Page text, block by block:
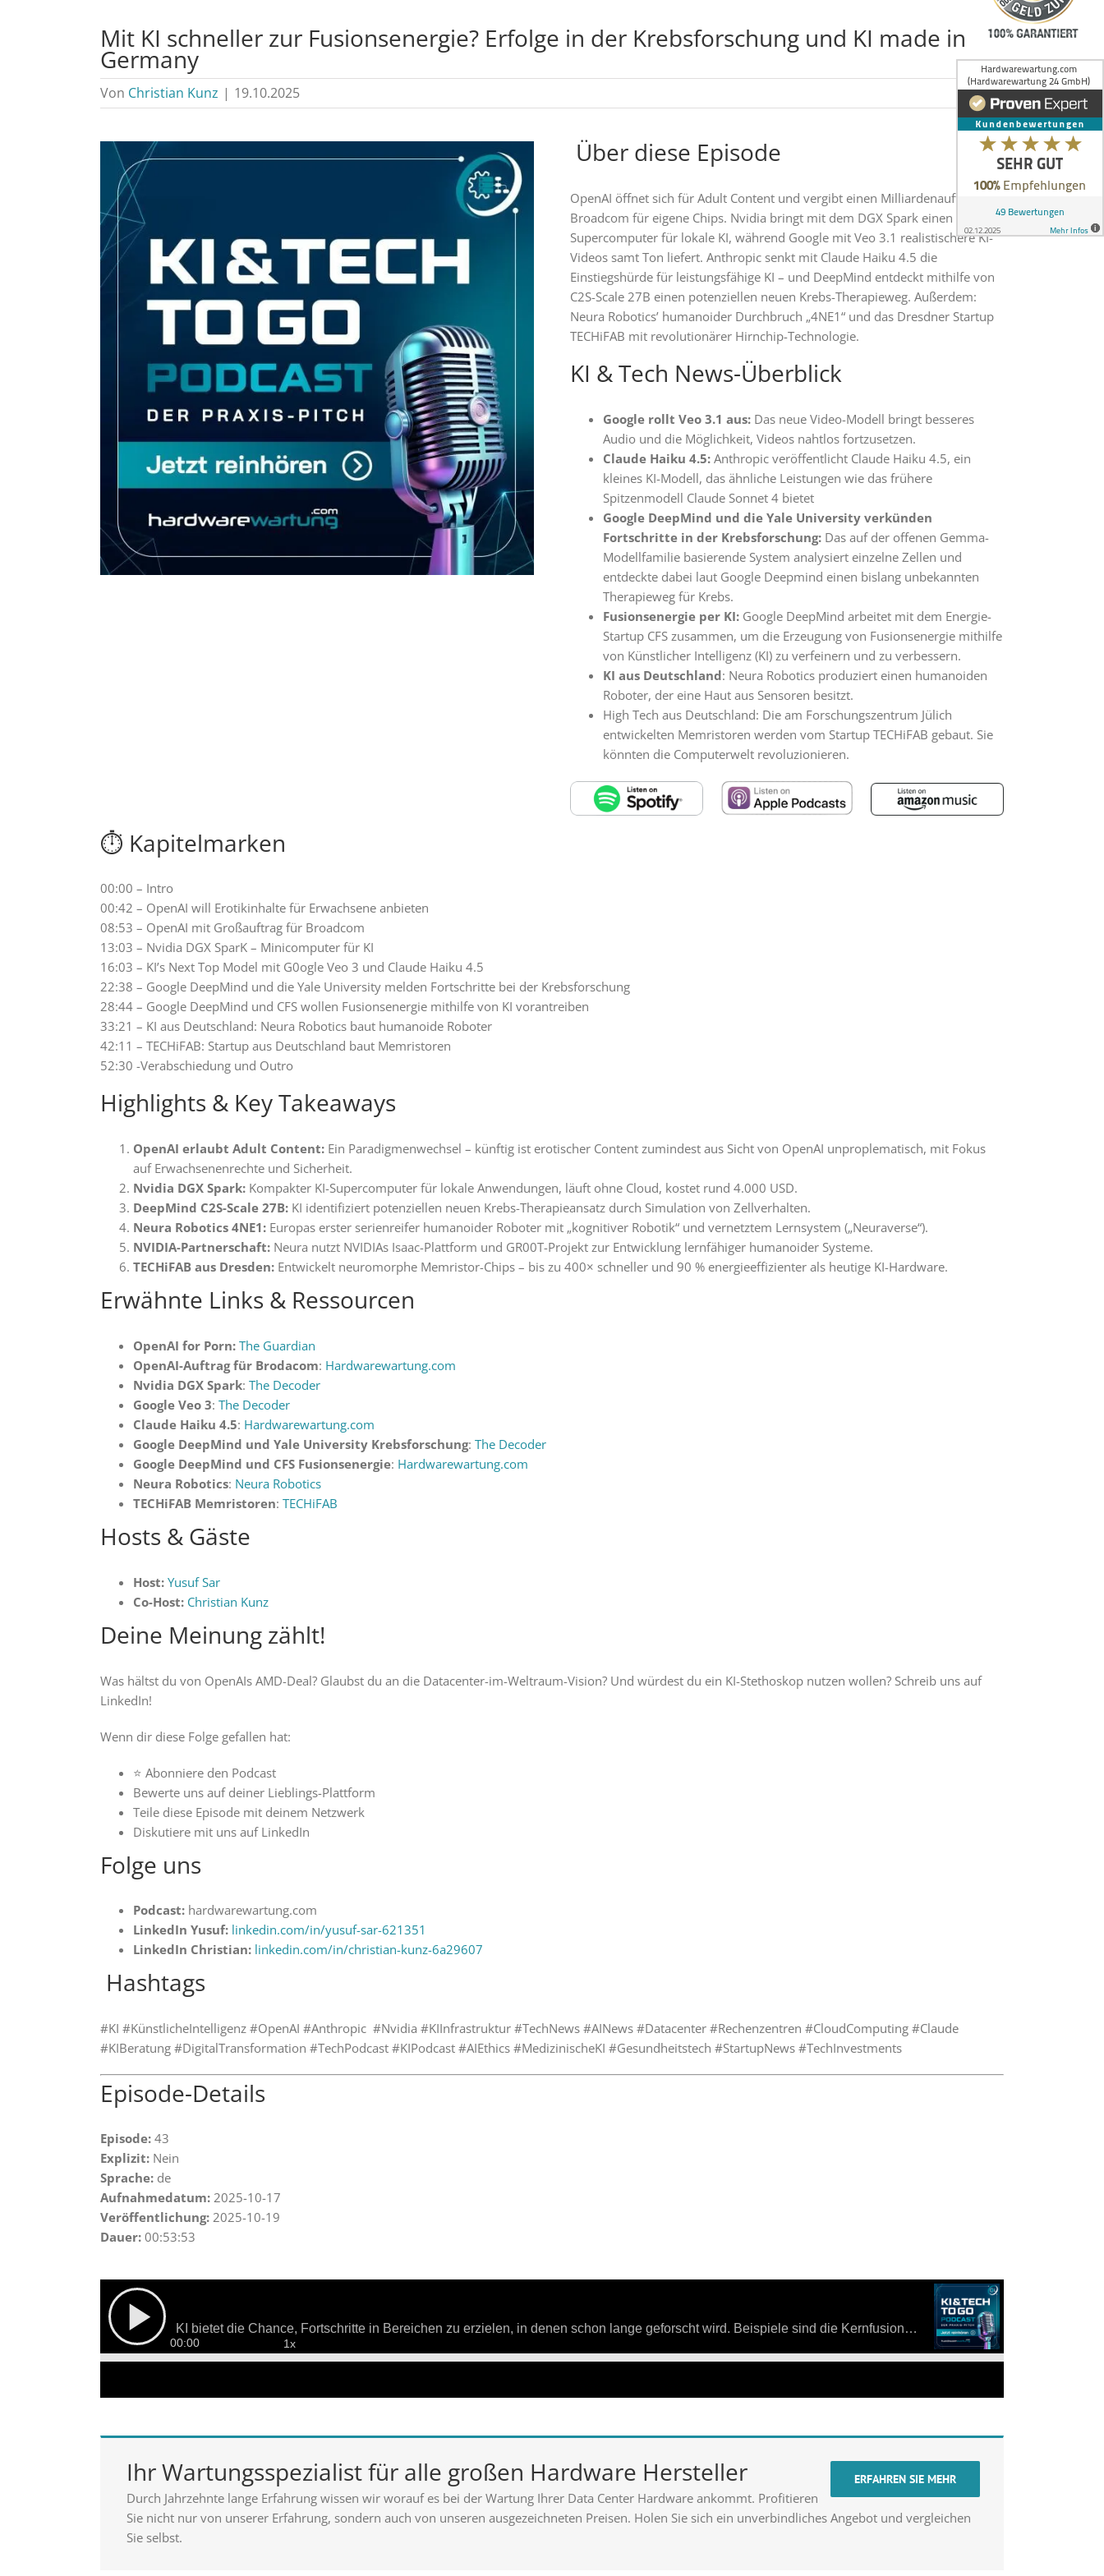
Mit KI schneller zur Fusionsenergie? Erfolge in der Krebsforschung und KI made in
Germany
Von Christian Kunz | 19.10.2025
️ Über diese Episode
OpenAI öffnet sich für Adult Content und vergibt einen Milliardenauftrag an
Broadcom für eigene Chips. Nvidia bringt mit dem DGX Spark einen Mini-
Supercomputer für lokale KI, während Google mit Veo 3.1 realistischere KI-
Videos samt Ton liefert. Anthropic senkt mit Claude Haiku 4.5 die
Einstiegshürde für leistungsfähige KI – und DeepMind entdeckt mithilfe von
C2S-Scale 27B einen potenziellen neuen Krebs-Therapieweg. Außerdem:
Neura Robotics’ humanoider Durchbruch „4NE1“ und das Dresdner Startup
TECHiFAB mit revolutionärer Hirnchip-Technologie.
KI & Tech News-Überblick
Google rollt Veo 3.1 aus:Das neue Video-Modell bringt besseres
Audio und die Möglichkeit, Videos nahtlos fortzusetzen.
Claude Haiku 4.5:Anthropic veröffentlicht Claude Haiku 4.5, ein
kleines KI-Modell, das ähnliche Leistungen wie das frühere
Spitzenmodell Claude Sonnet 4 bietet
Google DeepMind und die Yale University verkünden
Fortschritte in der Krebsforschung:Das auf der offenen Gemma-
Modellfamilie basierende System analysiert einzelne Zellen und
entdeckte dabei laut Google Deepmind einen bislang unbekannten
Therapieweg für Krebs.
Fusionsenergie per KI:Google DeepMind arbeitet mit dem Energie-
Startup CFS zusammen, um die Erzeugung von Fusionsenergie mithilfe
von Künstlicher Intelligenz (KI) zu verfeinern und zu verbessern.
KI aus Deutschland: Neura Robotics produziert einen humanoiden
Roboter, der eine Haut aus Sensoren besitzt.
High Tech aus Deutschland: Die am Forschungszentrum Jülich
entwickelten Memristoren werden vom Startup TECHiFAB gebaut. Sie
könnten die Computerwelt revoluzionieren.
⏱️ Kapitelmarken
00:00 – Intro
00:42 – OpenAI will Erotikinhalte für Erwachsene anbieten
08:53 – OpenAI mit Großauftrag für Broadcom
13:03 – Nvidia DGX SparK – Minicomputer für KI
16:03 – KI’s Next Top Model mit G0ogle Veo 3 und Claude Haiku 4.5
22:38 – Google DeepMind und die Yale University melden Fortschritte bei der Krebsforschung
28:44 – Google DeepMind und CFS wollen Fusionsenergie mithilfe von KI vorantreiben
33:21 – KI aus Deutschland: Neura Robotics baut humanoide Roboter
42:11 – TECHiFAB: Startup aus Deutschland baut Memristoren
52:30 -Verabschiedung und Outro
Highlights & Key Takeaways
OpenAI erlaubt Adult Content:Ein Paradigmenwechsel – künftig ist erotischer Content zumindest aus Sicht von OpenAI unproplematisch, mit Fokus
auf Erwachsenenrechte und Sicherheit.
Nvidia DGX Spark:Kompakter KI-Supercomputer für lokale Anwendungen, läuft ohne Cloud, kostet rund 4.000 USD.
DeepMind C2S-Scale 27B:KI identifiziert potenziellen neuen Krebs-Therapieansatz durch Simulation von Zellverhalten.
Neura Robotics 4NE1:Europas erster serienreifer humanoider Roboter mit „kognitiver Robotik“ und vernetztem Lernsystem („Neuraverse“).
NVIDIA-Partnerschaft:Neura nutzt NVIDIAs Isaac-Plattform und GR00T-Projekt zur Entwicklung lernfähiger humanoider Systeme.
TECHiFAB aus Dresden:Entwickelt neuromorphe Memristor-Chips – bis zu 400× schneller und 90 % energieeffizienter als heutige KI-Hardware.
Erwähnte Links & Ressourcen
OpenAI for Porn: The Guardian
OpenAI-Auftrag für Brodacom: Hardwarewartung.com
Nvidia DGX Spark: The Decoder
Google Veo 3: The Decoder
Claude Haiku 4.5: Hardwarewartung.com
Google DeepMind und Yale University Krebsforschung: The Decoder
Google DeepMind und CFS Fusionsenergie: Hardwarewartung.com
Neura Robotics: Neura Robotics
TECHiFAB Memristoren: TECHiFAB
Hosts & Gäste
Host: Yusuf Sar
Co-Host: Christian Kunz
Deine Meinung zählt!
Was hältst du von OpenAIs AMD-Deal? Glaubst du an die Datacenter-im-Weltraum-Vision? Und würdest du ein KI-Stethoskop nutzen wollen? Schreib uns auf
LinkedIn!
Wenn dir diese Folge gefallen hat:
⭐ Abonniere den Podcast
Bewerte uns auf deiner Lieblings-Plattform
Teile diese Episode mit deinem Netzwerk
Diskutiere mit uns auf LinkedIn
Folge uns
Podcast:hardwarewartung.com
LinkedIn Yusuf: linkedin.com/in/yusuf-sar-621351
LinkedIn Christian: linkedin.com/in/christian-kunz-6a29607
️ Hashtags
#KI #KünstlicheIntelligenz #OpenAI #Anthropic #Nvidia #KIInfrastruktur #TechNews #AINews #Datacenter #Rechenzentren #CloudComputing #Claude
#KIBeratung #DigitalTransformation #TechPodcast #KIPodcast #AIEthics #MedizinischeKI #Gesundheitstech #StartupNews #TechInvestments
Episode-Details
Episode:43
Explizit:Nein
Sprache:de
Aufnahmedatum:2025-10-17
Veröffentlichung:2025-10-19
Dauer:00:53:53
ERFAHREN SIE MEHR
Ihr Wartungsspezialist für alle großen Hardware Hersteller
Durch Jahrzehnte lange Erfahrung wissen wir worauf es bei der Wartung Ihrer Data Center Hardware ankommt. Profitieren
Sie nicht nur von unserer Erfahrung, sondern auch von unseren ausgezeichneten Preisen. Holen Sie sich ein unverbindliches Angebot und vergleichen
Sie selbst.